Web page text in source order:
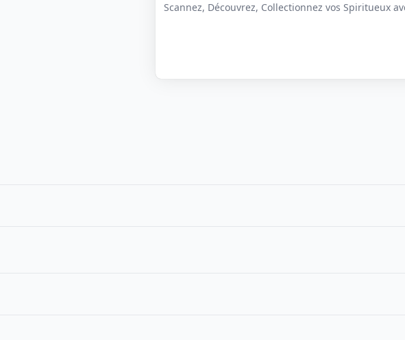
Scannez, Découvrez, Collectionnez vos Spiritueux